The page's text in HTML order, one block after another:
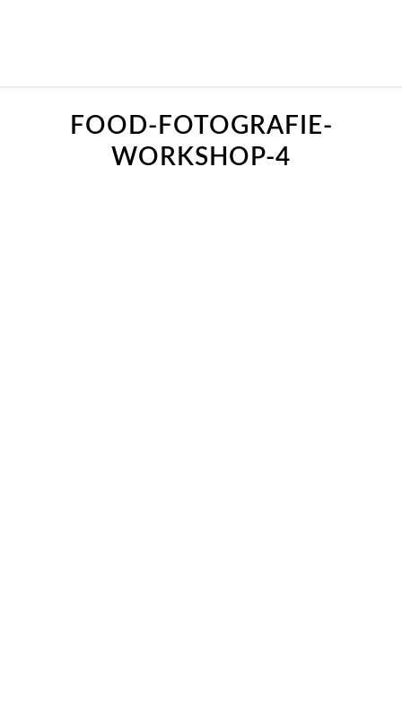
FOOD-FOTOGRAFIE-
WORKSHOP-4